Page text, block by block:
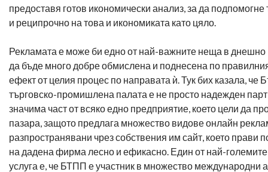
предоставя готов икономически анализ, за да подпомогне
и реципрочно на това и икономиката като цяло.
Рекламата е може би едно от най-важните неща в днешно
да бъде много добре обмислена и поднесена по
ефект от целия процес по направата ѝ. Тук бих казала, че
търговско-промишлена палата е не просто надежден
значима част от всяко едно предприятие, което цели да
пазара, защото предлага множество видове онлайн
разпространявани чрез собствения им сайт, което прави
на дадена фирма лесно и ефикасно. Един от най-
услуга е, че БТПП е участник в множество международни